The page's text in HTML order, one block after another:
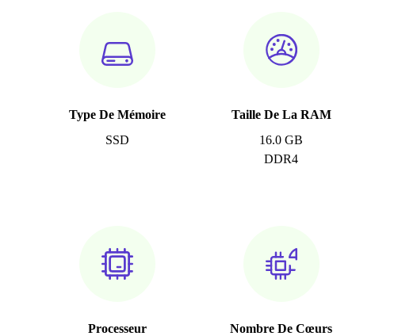
Type De Mémoire
SSD
Taille De La RAM
16.0 GB
DDR4
Processeur
Nombre De Cœurs